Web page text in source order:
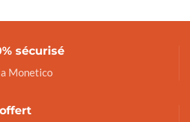
sécurisé
Monetico